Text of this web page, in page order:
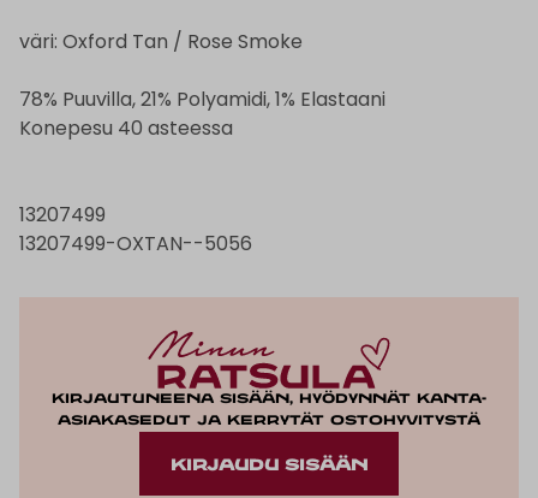
väri: Oxford Tan / Rose Smoke
78% Puuvilla, 21% Polyamidi, 1% Elastaani
Konepesu 40 asteessa
13207499
13207499-OXTAN--5056
Kirjautuneena sisään, hyödynnät kanta-
asiakasedut ja kerrytät ostohyvitystä
KIRJAUDU SISÄÄN